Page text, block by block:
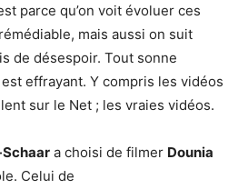
parce qu’on voit évoluer ces
mais aussi on suit
de désespoir. Tout sonne
effrayant. Y compris les vidéos
sur le Net ; les vraies vidéos.
a choisi de filmer Dounia
Celui de